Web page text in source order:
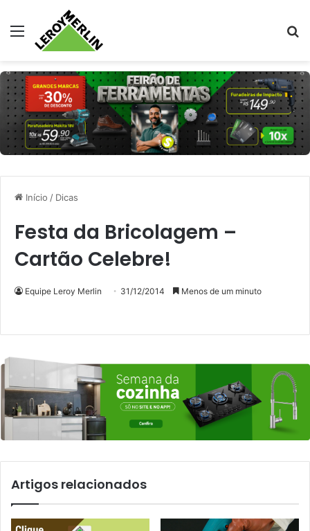
Menu
Início / Dicas
Festa da Bricolagem –
Cartão Celebre!
Equipe Leroy Merlin 31/12/2014 Menos de um minuto
Artigos relacionados